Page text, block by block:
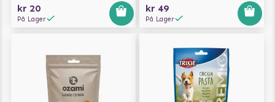
kr 20
På Lager
kr 49
På Lager